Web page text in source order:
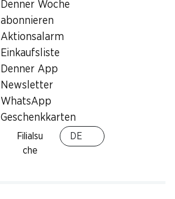
Denner Woche
abonnieren
Aktionsalarm
Einkaufsliste
Denner App
Newsletter
WhatsApp
Geschenkkarten
Filialsu
che
DE